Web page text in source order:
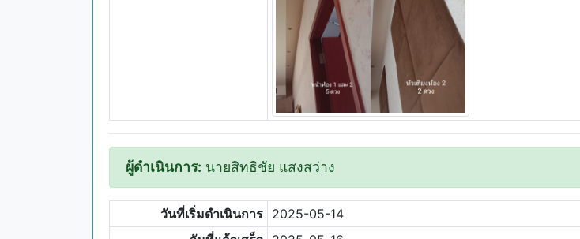
ผู้ดำเนินการ: นายสิทธิชัย แสงสว่าง
วันที่เริ่มดำเนินการ 2025-05-14